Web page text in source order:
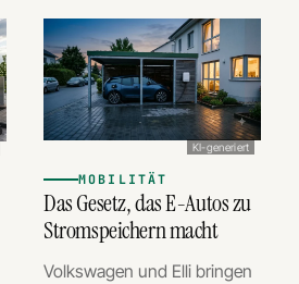
KI-generiert
MOBILITÄT
Das Gesetz, das E-Autos zu
Stromspeichern macht
Volkswagen und Elli bringen